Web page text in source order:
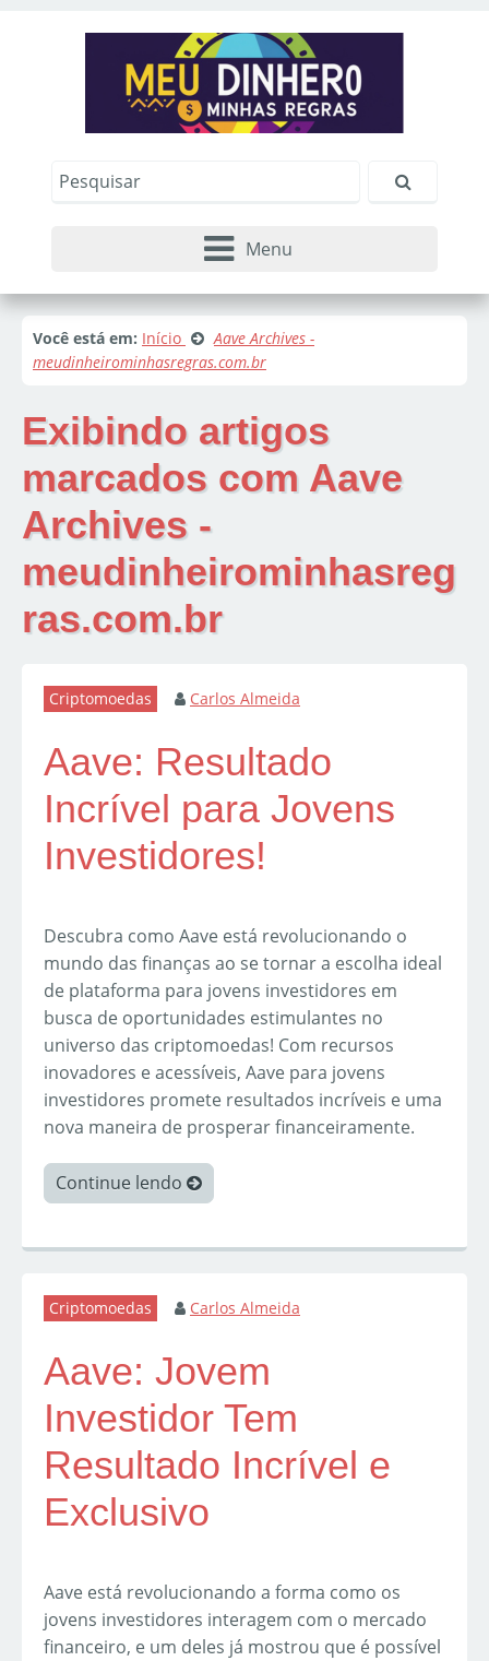
Menu
Você está em: Início
Aave Archives -
meudinheirominhasregras.com.br
Exibindo artigos
marcados com Aave
Archives -
meudinheirominhasreg
ras.com.br
Criptomoedas Carlos Almeida
Aave: Resultado
Incrível para Jovens
Investidores!
Descubra como Aave está revolucionando o
mundo das finanças ao se tornar a escolha ideal
de plataforma para jovens investidores em
busca de oportunidades estimulantes no
universo das criptomoedas! Com recursos
inovadores e acessíveis, Aave para jovens
investidores promete resultados incríveis e uma
nova maneira de prosperar financeiramente.
Continue lendo
Criptomoedas Carlos Almeida
Aave: Jovem
Investidor Tem
Resultado Incrível e
Exclusivo
Aave está revolucionando a forma como os
jovens investidores interagem com o mercado
financeiro, e um deles já mostrou que é possível